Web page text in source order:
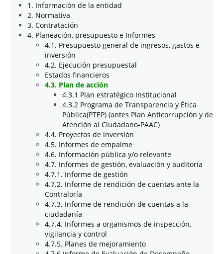
1. Información de la entidad
2. Normativa
3. Contratación
4. Planeación, presupuesto e Informes
4.1. Presupuesto general de ingresos, gastos e
inversión
4.2. Ejecución presupuestal
Estados financieros
4.3. Plan de acción
4.3.1 Plan estratégico Institucional
4.3.2 Programa de Transparencia y Ética
Pública(PTEP) (antes Plan Anticorrupción y de
Atención al Ciudadano-PAAC)
4.4. Proyectos de inversión
4.5. Informes de empalme
4.6. Información pública y/o relevante
4.7. Informes de gestión, evaluación y auditoría
4.7.1. Informe de gestión
4.7.2. Informe de rendición de cuentas ante la
Contraloría
4.7.3. Informe de rendición de cuentas a la
ciudadanía
4.7.4. Informes a organismos de inspección,
vigilancia y control
4.7.5. Planes de mejoramiento